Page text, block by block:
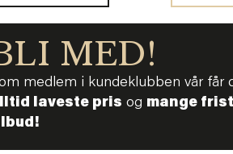
MED!
medlem i kundeklubben vår får
laveste pris og mange